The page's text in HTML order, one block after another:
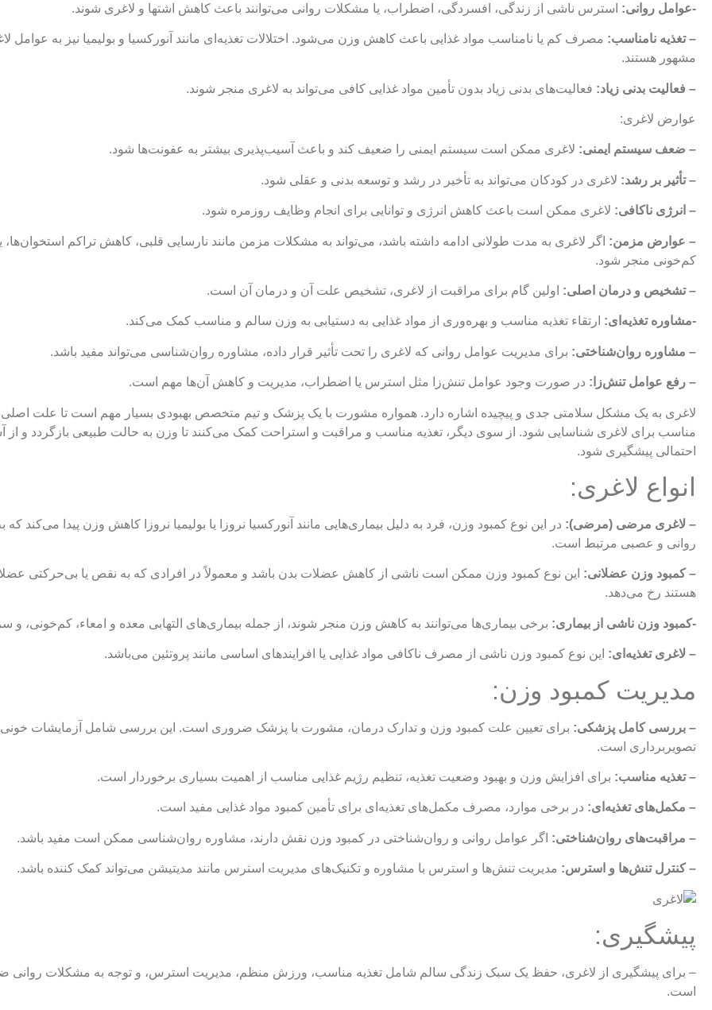
-عوامل روانی: استرس ناشی از زندگی، افسردگی، اضطراب، یا مشکلات روانی می‌توانند باعث کاهش اشتها و لاغری شوند.
– تغذیه نامناسب: مصرف کم یا نامناسب مواد غذایی باعث کاهش وزن می‌شود. اختلالات تغذیه‌ای مانند آنورکسیا و بولیمیا نیز به عوامل
مشهور هستند.
– فعالیت بدنی زیاد: فعالیت‌های بدنی زیاد بدون تأمین مواد غذایی کافی می‌تواند به لاغری منجر شوند.
عوارض لاغری:
– ضعف سیستم ایمنی: لاغری ممکن است سیستم ایمنی را ضعیف کند و باعث آسیب‌پذیری بیشتر به عفونت‌ها شود.
– تأثیر بر رشد: لاغری در کودکان می‌تواند به تأخیر در رشد و توسعه بدنی و عقلی شود.
– انرژی ناکافی: لاغری ممکن است باعث کاهش انرژی و توانایی برای انجام وظایف روزمره شود.
– عوارض مزمن: اگر لاغری به مدت طولانی ادامه داشته باشد، می‌تواند به مشکلات مزمن مانند نارسایی قلبی، کاهش تراکم استخوان‌ها،
کم‌خونی منجر شود.
– تشخیص و درمان اصلی: اولین گام برای مراقبت از لاغری، تشخیص علت آن و درمان آن است.
-مشاوره تغذیه‌ای: ارتقاء تغذیه مناسب و بهره‌وری از مواد غذایی به دستیابی به وزن سالم و مناسب کمک می‌کند.
– مشاوره روان‌شناختی: برای مدیریت عوامل روانی که لاغری را تحت تأثیر قرار داده، مشاوره روان‌شناسی می‌تواند مفید باشد.
– رفع عوامل تنش‌زا: در صورت وجود عوامل تنش‌زا مثل استرس یا اضطراب، مدیریت و کاهش آن‌ها مهم است.
لاغری به یک مشکل سلامتی جدی و پیچیده اشاره دارد. همواره مشورت با یک پزشک و تیم متخصص بهبودی بسیار مهم است تا علت
مناسب برای لاغری شناسایی شود. از سوی دیگر، تغذیه مناسب و مراقبت و استراحت کمک می‌کنند تا وزن به حالت طبیعی بازگردد و از
احتمالی پیشگیری شود.
انواع لاغری:
– لاغری مرضی (مرضی): در این نوع کمبود وزن، فرد به دلیل بیماری‌هایی مانند آنورکسیا نروزا یا بولیمیا نروزا کاهش وزن پیدا می‌کند که
روانی و عصبی مرتبط است.
– کمبود وزن عضلانی: این نوع کمبود وزن ممکن است ناشی از کاهش عضلات بدن باشد و معمولاً در افرادی که به نقص یا بی‌حرکتی
هستند رخ می‌دهد.
-کمبود وزن ناشی از بیماری: برخی بیماری‌ها می‌توانند به کاهش وزن منجر شوند، از جمله بیماری‌های التهابی معده و امعاء، کم‌خونی، و
– لاغری تغذیه‌ای: این نوع کمبود وزن ناشی از مصرف ناکافی مواد غذایی یا افرایندهای اساسی مانند پروتئین می‌باشد.
مدیریت کمبود وزن:
– بررسی کامل پزشکی: برای تعیین علت کمبود وزن و تدارک درمان، مشورت با پزشک ضروری است. این بررسی شامل آزمایشات
تصویربرداری است.
– تغذیه مناسب: برای افزایش وزن و بهبود وضعیت تغذیه، تنظیم رژیم غذایی مناسب از اهمیت بسیاری برخوردار است.
– مکمل‌های تغذیه‌ای: در برخی موارد، مصرف مکمل‌های تغذیه‌ای برای تأمین کمبود مواد غذایی مفید است.
– مراقبت‌های روان‌شناختی: اگر عوامل روانی و روان‌شناختی در کمبود وزن نقش دارند، مشاوره روان‌شناسی ممکن است مفید باشد.
– کنترل تنش‌ها و استرس: مدیریت تنش‌ها و استرس با مشاوره و تکنیک‌های مدیریت استرس مانند مدیتیشن می‌تواند کمک کننده باشد.
پیشگیری:
– برای پیشگیری از لاغری، حفظ یک سبک زندگی سالم شامل تغذیه مناسب، ورزش منظم، مدیریت استرس، و توجه به مشکلات روانی
است.